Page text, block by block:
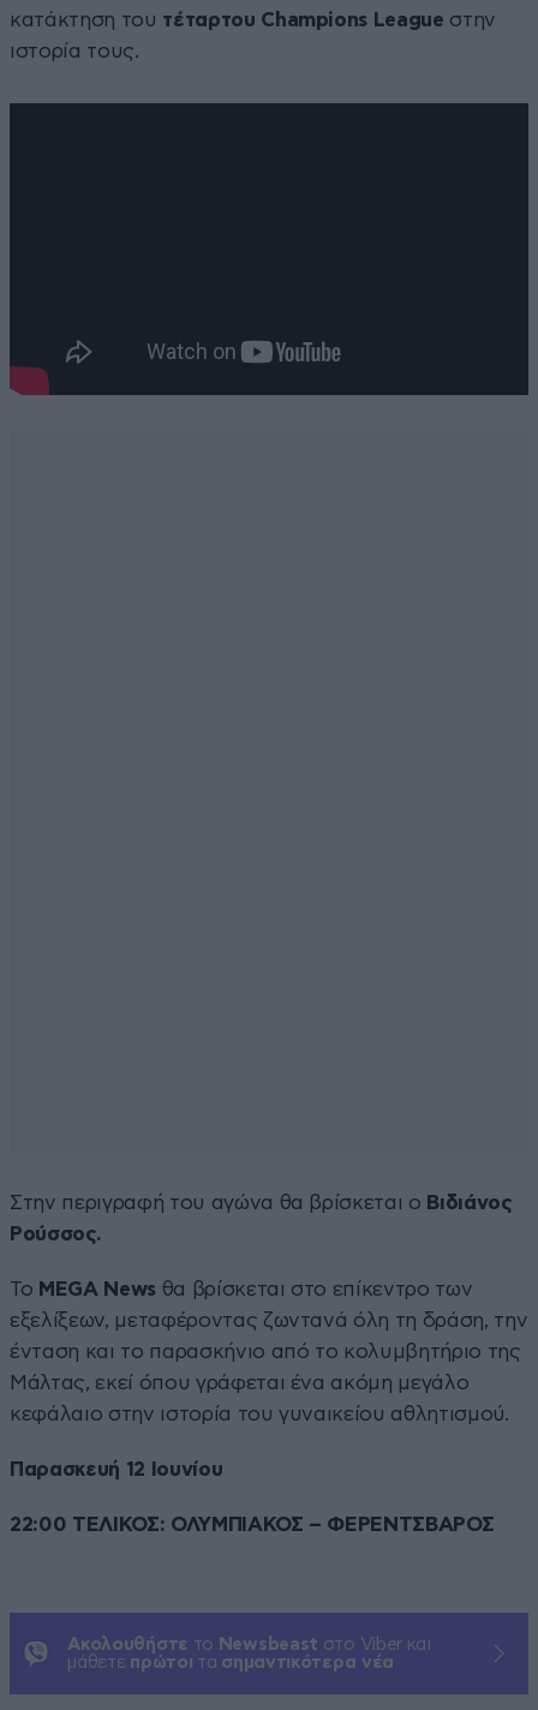
κατάκτηση του τέταρτου Champions League στην
ιστορία τους.
Στην περιγραφή του αγώνα θα βρίσκεται ο Βιδιάνος
Ρούσσος.
Το MEGA Newsθα βρίσκεται στο επίκεντρο των
εξελίξεων, μεταφέροντας ζωντανά όλη τη δράση, την
ένταση και το παρασκήνιο από το κολυμβητήριο της
Μάλτας, εκεί όπου γράφεται ένα ακόμη μεγάλο
κεφάλαιο στην ιστορία του γυναικείου αθλητισμού.
Παρασκευή 12 Ιουνίου
22:00 ΤΕΛΙΚΟΣ: ΟΛΥΜΠΙΑΚΟΣ – ΦΕΡΕΝΤΣΒΑΡΟΣ
Ακολουθήστε το Newsbeast στο Viber και
μάθετε πρώτοι τα σημαντικότερα νέα